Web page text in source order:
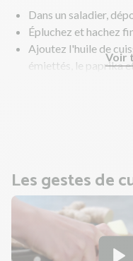
Dans un saladier,
Épluchez et hachez
Ajoutez l'huile de
émiettés, le paprika
Voir
Les gestes de